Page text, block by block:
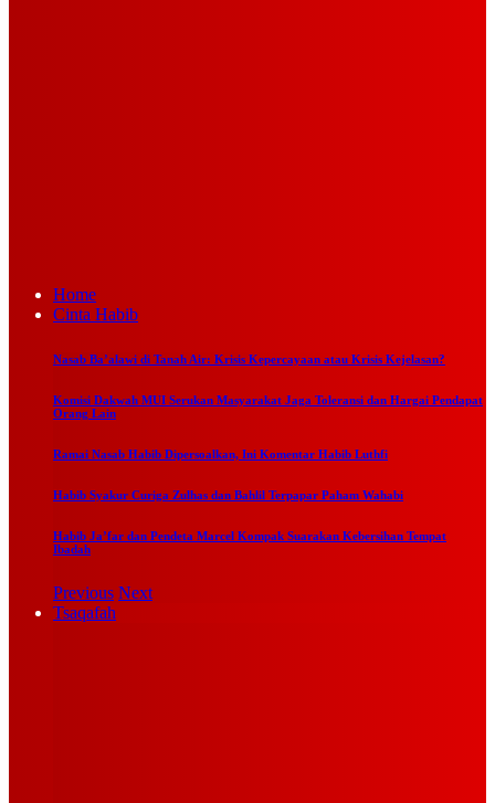
Home
Cinta Habib
Nasab Ba’alawi di Tanah Air: Krisis Kepercayaan atau Krisis Kejelasan?
Komisi Dakwah MUI Serukan Masyarakat Jaga Toleransi dan Hargai Pendapat
Orang Lain
Ramai Nasab Habib Dipersoalkan, Ini Komentar Habib Luthfi
Habib Syakur Curiga Zulhas dan Bahlil Terpapar Paham Wahabi
Habib Ja’far dan Pendeta Marcel Kompak Suarakan Kebersihan Tempat
Ibadah
Previous Next
Tsaqafah